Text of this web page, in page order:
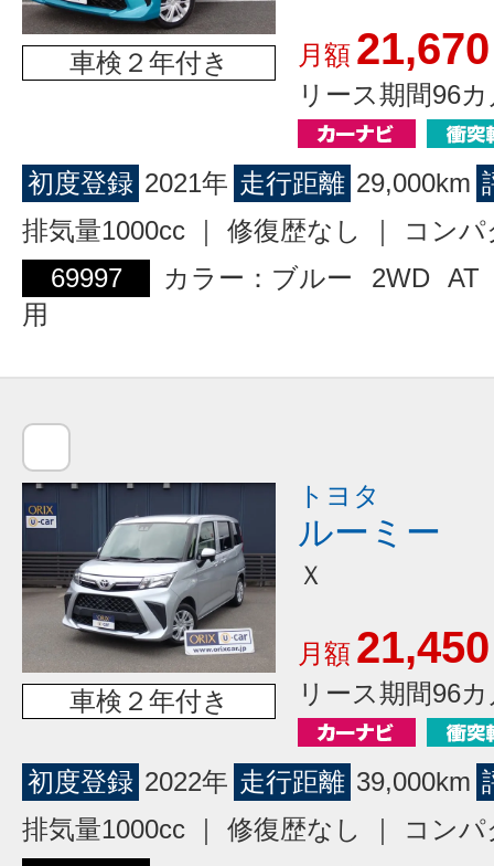
車検２年付き 月額 21,670
リース期間96
初度登録 2021年 走行距離 29,000km
排気量1000cc ｜ 修復歴なし ｜ コン
69997
カラー：ブルー 2WD AT
用
車検２年付き
トヨタ
ルーミー
Ｘ
月額 21,450
リース期間96
初度登録 2022年 走行距離 39,000km
排気量1000cc ｜ 修復歴なし ｜ コン